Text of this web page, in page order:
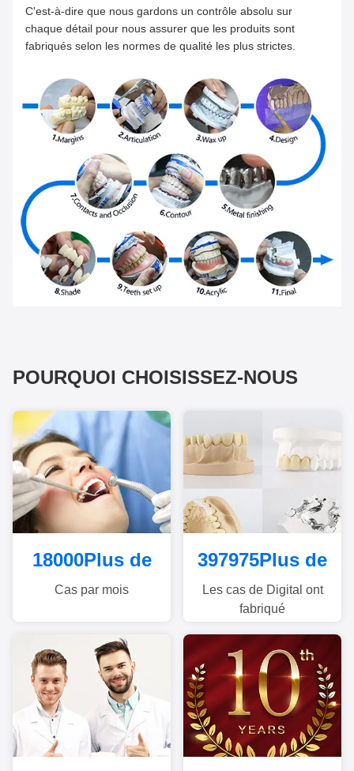
C'est-à-dire que nous gardons un contrôle absolu sur
chaque détail pour nous assurer que les produits sont
fabriqués selon les normes de qualité les plus strictes.
POURQUOI CHOISISSEZ-NOUS
18000Plus de
Cas par mois
400000Plus de
Les cas de Digital ont
fabriqué